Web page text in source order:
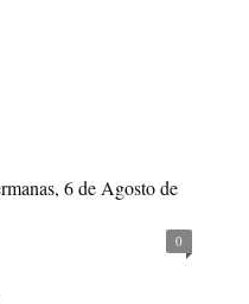
6 de Agosto de
0